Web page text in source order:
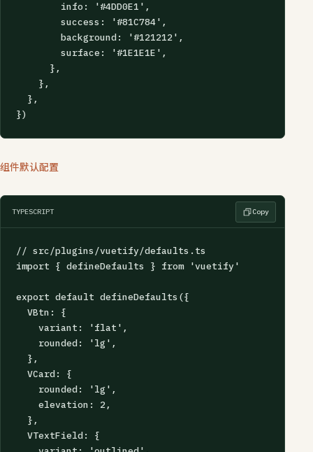
        info: '#4DD0E1',
        success: '#81C784',
        background: '#121212',
        surface: '#1E1E1E',
      },
    },
  },
})
组件默认配置
TYPESCRIPT Copy
// src/plugins/vuetify/defaults.ts
import { defineDefaults } from 'vuetify'
export default defineDefaults({
  VBtn: {
    variant: 'flat',
    rounded: 'lg',
  },
  VCard: {
    rounded: 'lg',
    elevation: 2,
  },
  VTextField: {